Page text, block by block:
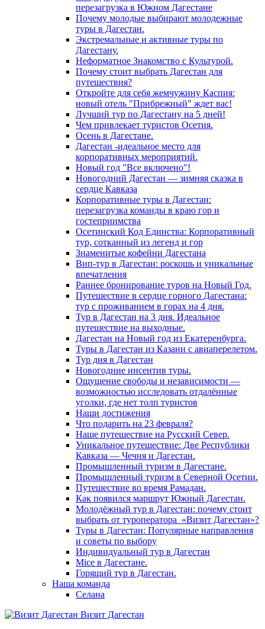
перезагрузка в Южном Дагестане
Почему молодые выбирают молодежные
туры в Дагестан.
Экстремальные и активные туры по
Дагестану.
Неформатное Знакомство с Культурой.
Почему стоит выбрать Дагестан для
путешествия?
Откройте для себя жемчужину Каспия:
новый отель "Прибрежный" ждет вас!
Лучший тур по Дагестану на 5 дней!
Чем привлекает туристов Осетия.
Осень в Дагестане.
Дагестан -идеальное место для
корпоративных мероприятий.
Новый год "Все включено"!
Новогодний Дагестан — зимняя сказка в
сердце Кавказа
Корпоративные туры в Дагестан:
перезагрузка команды в краю гор и
гостеприимства
Осетинский Код Единства: Корпоративный
тур, сотканный из легенд и гор
Знаменитые кофейни Дагестана
Вип-тур в Дагестан: роскошь и уникальные
впечатления
Раннее бронирование туров на Новый Год.
Путешествие в сердце горного Дагестана:
тур с проживанием в горах на 4 дня.
Тур в Дагестан на 3 дня. Идеальное
путешествие на выходные.
Дагестан на Новый год из Екатеренбурга.
Туры в Дагестан из Казани с авиаперелетом.
Тур дня в Дагестан
Новогодние инсентив туры.
Ощущение свободы и независимости —
возможностью исследовать отдалённые
уголки, где нет толп туристов
Наши достижения
Что подарить на 23 февраля?
Наше путешествие на Русский Север.
Уникальное путешествие: Две Республики
Кавказа — Чечня и Дагестан.
Промышленный туризм в Дагестане.
Промышленный туризм в Северной Осетии.
Путешествие во время Рамадан.
Как появился маршрут Южный Дагестан.
Молодёжный тур в Дагестан: почему стоит
выбрать от туроператора «Визит Дагестан»?
Туры в Дагестан: Популярные направлення
и советы по выбору
Индивидуальный тур в Дагестан
Mice в Дагестане.
Горящий тур в Дагестан.
Наша команда
Селана
Визит Дагестан